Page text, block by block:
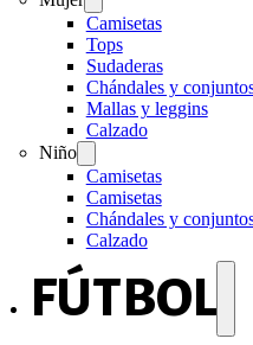
Camisetas
Tops
Sudaderas
Chándales y
Mallas y leggins
Calzado
Niño
Camisetas
Camisetas
Chándales y
Calzado
FÚTBOL